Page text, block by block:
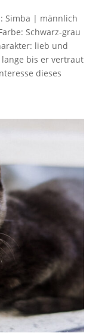
Simba | männlich
Schwarz-grau
lieb und
bis er vertraut
dieses